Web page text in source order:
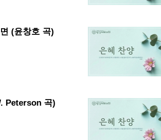
(윤창호 곡)
Peterson 곡)